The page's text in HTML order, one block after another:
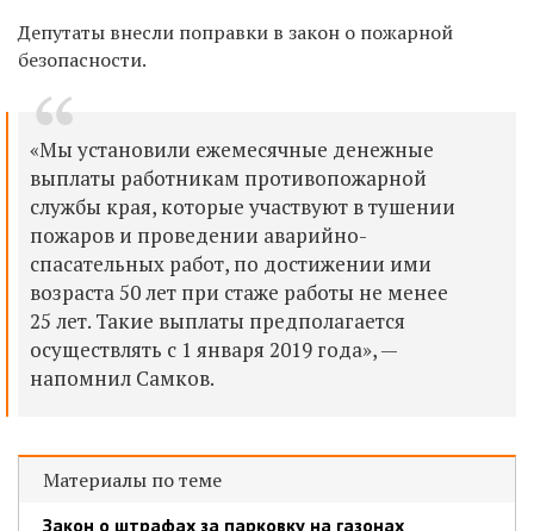
Депутаты внесли поправки в закон о пожарной
безопасности.
«Мы установили ежемесячные денежные
выплаты работникам противопожарной
службы края, которые участвуют в тушении
пожаров и проведении аварийно-
спасательных работ, по достижении ими
возраста 50 лет при стаже работы не менее
25 лет. Такие выплаты предполагается
осуществлять с 1 января 2019 года», —
напомнил Самков.
Материалы по теме
Закон о штрафах за парковку на газонах